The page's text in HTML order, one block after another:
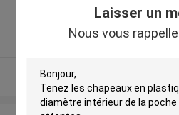
Laisser un
Nous vous
Fournisseur